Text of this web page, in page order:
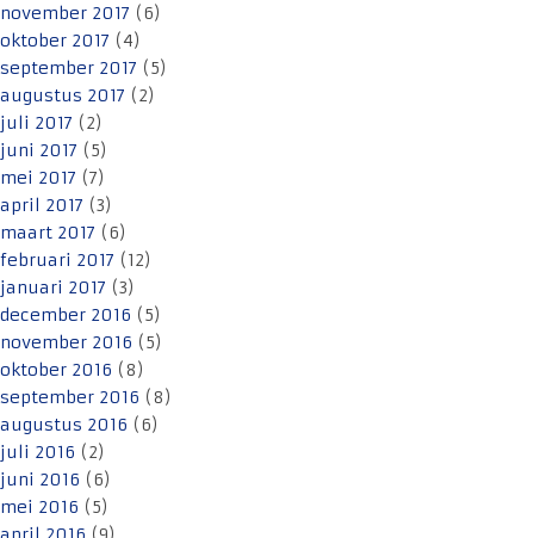
november 2017 (6)
oktober 2017 (4)
september 2017 (5)
augustus 2017 (2)
juli 2017 (2)
juni 2017 (5)
mei 2017 (7)
april 2017 (3)
maart 2017 (6)
februari 2017 (12)
januari 2017 (3)
december 2016 (5)
november 2016 (5)
oktober 2016 (8)
september 2016 (8)
augustus 2016 (6)
juli 2016 (2)
juni 2016 (6)
mei 2016 (5)